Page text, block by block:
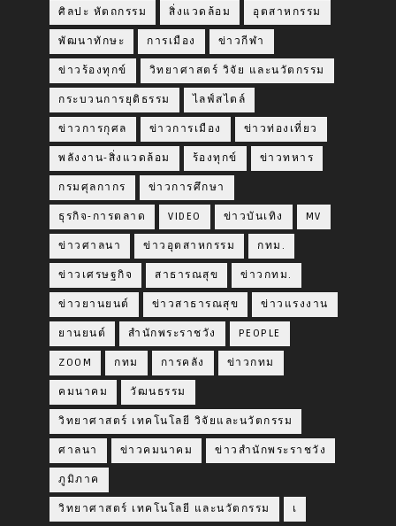
ศิลปะ หัตถกรรม สิ่งแวดล้อม อุตสาหกรรม
พัฒนาทักษะ การเมือง ข่าวกีฬา
ข่าวร้องทุกข์ วิทยาศาสตร์ วิจัย และนวัตกรรม
กระบวนการยุติธรรม ไลฟ์สไตล์
ข่าวการกุศล ข่าวการเมือง ข่าวท่องเที่ยว
พลังงาน-สิ่งแวดล้อม ร้องทุกข์ ข่าวทหาร
กรมศุลกากร ข่าวการศึกษา
ธุรกิจ-การตลาด VIDEO ข่าวบันเทิง MV
ข่าวศาลนา ข่าวอุตสาหกรรม กทม.
ข่าวเศรษฐกิจ สาธารณสุข ข่าวกทม.
ข่าวยานยนต์ ข่าวสาธารณสุข ข่าวแรงงาน
ยานยนต์ สำนักพระราชวัง PEOPLE
ZOOM กทม การคลัง ข่าวกทม
คมนาคม วัฒนธรรม
วิทยาศาสตร์ เทคโนโลยี วิจัยและนวัตกรรม
ศาลนา ข่าวคมนาคม ข่าวสำนักพระราชวัง
ภูมิภาค
วิทยาศาสตร์ เทคโนโลยี และนวัตกรรม เ